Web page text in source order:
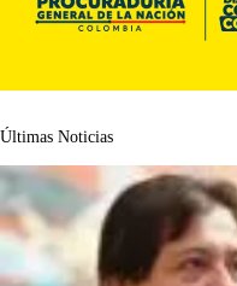
Últimas Noticias